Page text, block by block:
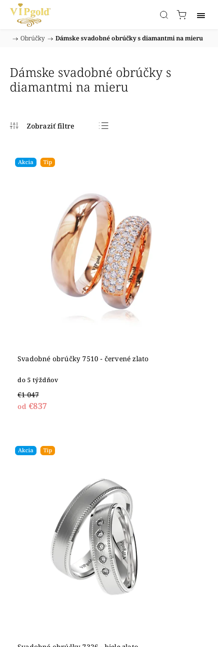
/ Obrúčky / Dámske svadobné obrúčky s diamantmi na mieru
Dámske svadobné obrúčky s
diamantmi na mieru
Akcia Tip
Svadobné obrúčky 7510 - červené zlato
do 5 týždňov
€1 047
od €837
Akcia Tip